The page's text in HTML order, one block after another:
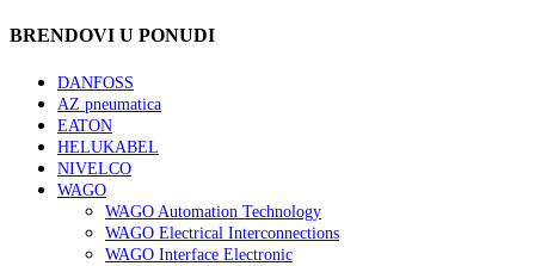
BRENDOVI U PONUDI
DANFOSS
AZ pneumatica
EATON
HELUKABEL
NIVELCO
WAGO
WAGO Automation Technology
WAGO Electrical Interconnections
WAGO Interface Electronic